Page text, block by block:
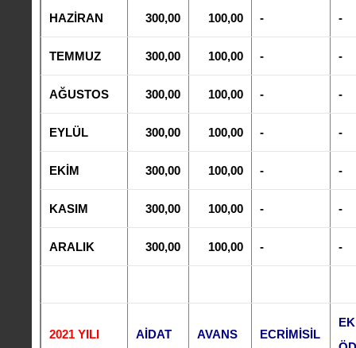
HAZİRAN 300,00 100,00 - -
TEMMUZ 300,00 100,00 - -
AĞUSTOS 300,00 100,00 - -
EYLÜL 300,00 100,00 - -
EKİM 300,00 100,00 - -
KASIM 300,00 100,00 - -
ARALIK 300,00 100,00 - -
2021 YILI AİDAT AVANS ECRİMİSİL
EK